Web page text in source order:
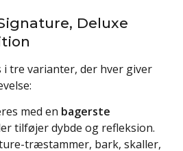
Deluxe
i tre varianter, der hver giver
med en bagerste
tilføjer dybde og refleksion.
træstammer, bark, skaller,